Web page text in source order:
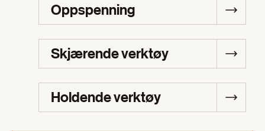
Oppspenning
Skjærende verktøy
Holdende verktøy